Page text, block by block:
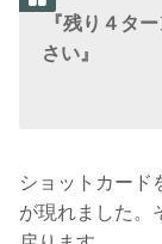
『残り４タ
さい』
ショットカード
が現れました。